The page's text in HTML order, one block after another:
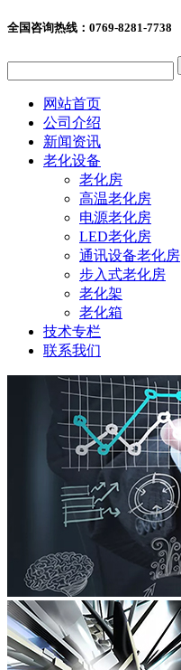
全国咨询热线： 0769-8281-7738
网站首页
公司介绍
新闻资讯
老化设备
老化房
高温老化房
电源老化房
LED老化房
通讯设备老化房
步入式老化房
老化架
老化箱
技术专栏
联系我们